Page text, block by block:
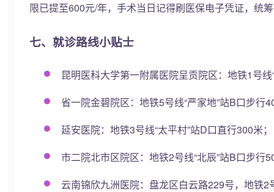
限已提至600元/年，手术当日记得刷医保电子凭证，统
七、就诊路线小贴士
昆明医科大学第一附属医院呈贡院区：地铁1号
省一院金碧院区：地铁5号线“严家地”站B口步行
延安医院：地铁3号线“太平村”站D口直行300米
市二院北市区院区：地铁2号线“北辰”站B口步行
云南锦欣九洲医院：盘龙区白云路229号，地铁